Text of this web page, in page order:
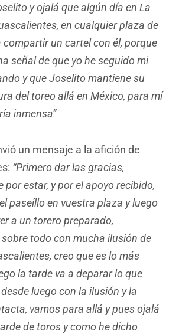
y ojalá que algún día en La
en cualquier plaza de
compartir un cartel con él, porque
señal de que yo he seguido mi
y que Joselito mantiene su
del toreo allá en México, para mí
inmensa”
un mensaje a la afición de
“Primero dar las gracias,
por estar, y por el apoyo recibido,
paseíllo en vuestra plaza y luego
a un torero preparado,
todo con mucha ilusión de
creo que es lo más
la tarde va a deparar lo que
luego con la ilusión y la
vamos para allá y pues ojalá
de toros y como he dicho